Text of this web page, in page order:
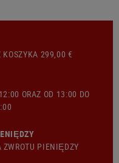
KOSZYKA 299,00 €
ORAZ OD 13:00 DO
PIENIĘDZY